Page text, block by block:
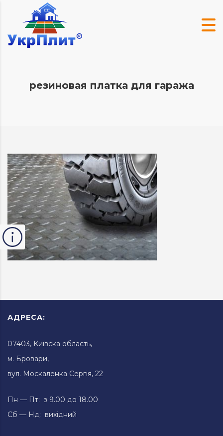
резиновая платка для гаража
АДРЕСА:
07403, Київска область,
м. Бровари,
вул. Москаленка Сергія, 22
Пн — Пт: з 9.00 до 18.00
Сб — Нд: вихідний